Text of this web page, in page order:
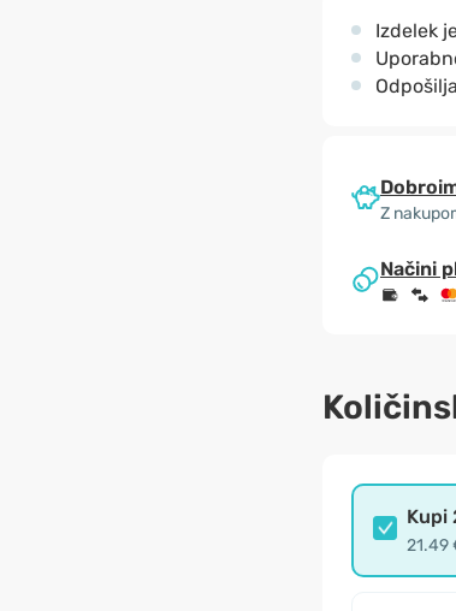
Izdelek
Z
Načini
Kupi
21.49